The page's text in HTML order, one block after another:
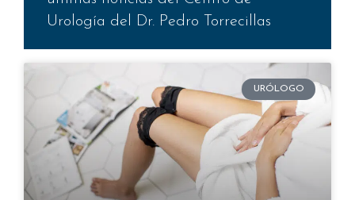
Urología del Dr. Pedro Torrecillas
URÓLOGO